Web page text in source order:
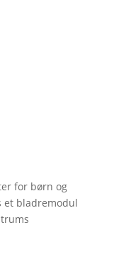
for børn og
et bladremodul